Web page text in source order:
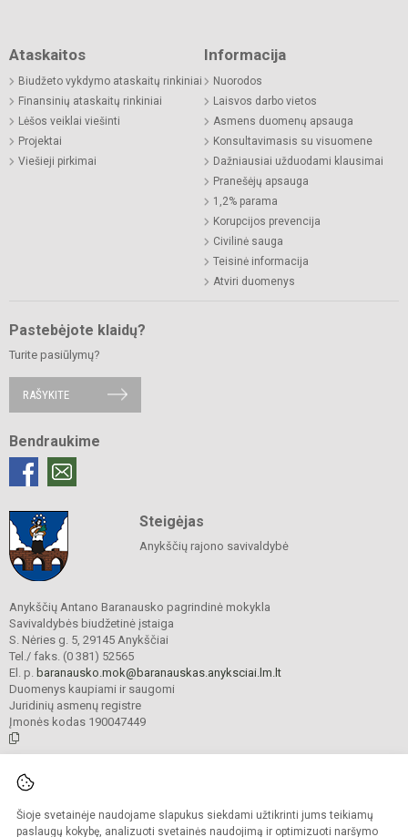
Šioje svetainėje naudojame slapukus siekdami užtikrinti jums teikiamų
paslaugų kokybę, analizuoti svetainės naudojimą ir optimizuoti naršymo
Ataskaitos
Biudžeto vykdymo ataskaitų rinkiniai
Finansinių ataskaitų rinkiniai
Lėšos veiklai viešinti
Projektai
Viešieji pirkimai
Informacija
Nuorodos
Laisvos darbo vietos
Asmens duomenų apsauga
Konsultavimasis su visuomene
Dažniausiai užduodami klausimai
Pranešėjų apsauga
1,2% parama
Korupcijos prevencija
Civilinė sauga
Teisinė informacija
Atviri duomenys
Pastebėjote klaidų?
Turite pasiūlymų?
RAŠYKITE
Bendraukime
Steigėjas
Anykščių rajono savivaldybė
Anykščių Antano Baranausko pagrindinė mokykla
Savivaldybės biudžetinė įstaiga
S. Nėries g. 5, 29145 Anykščiai
Tel./ faks. (0 381) 52565
El. p. baranausko.mok@baranauskas.anyksciai.lm.lt
Duomenys kaupiami ir saugomi
Juridinių asmenų registre
Įmonės kodas 190047449
Kopijuoti turinį be raštiško mokyklos administracijos sutikimo griežtai
draudžiama.